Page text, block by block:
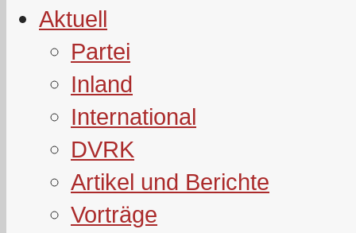
Aktuell
Partei
Inland
International
DVRK
Artikel und Berichte
Vorträge